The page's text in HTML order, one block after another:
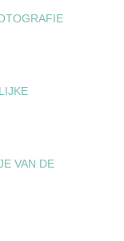
VAN DE